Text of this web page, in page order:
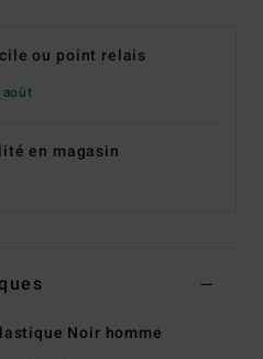
ou point relais
en magasin
Noir homme